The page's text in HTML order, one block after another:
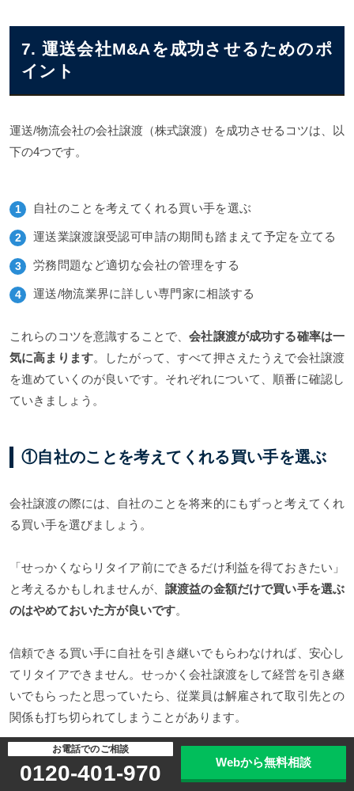
7. 運送会社M&Aを成功させるためのポ
イント
運送/物流会社の会社譲渡（株式譲渡）を成功させるコツは、以
下の4つです。
自社のことを考えてくれる買い手を選ぶ
運送業譲渡譲受認可申請の期間も踏まえて予定を立てる
労務問題など適切な会社の管理をする
運送/物流業界に詳しい専門家に相談する
これらのコツを意識することで、会社譲渡が成功する確率は一
気に高まります。したがって、すべて押さえたうえで会社譲渡
を進めていくのが良いです。それぞれについて、順番に確認し
ていきましょう。
①自社のことを考えてくれる買い手を選ぶ
会社譲渡の際には、自社のことを将来的にもずっと考えてくれ
る買い手を選びましょう。
「せっかくならリタイア前にできるだけ利益を得ておきたい」
と考えるかもしれませんが、 譲渡益の金額だけで買い手を選ぶ
のはやめておいた方が良いです。
信頼できる買い手に自社を引き継いでもらわなければ、安心し
てリタイアできません。せっかく会社譲渡をして経営を引き継
いでもらったと思っていたら、従業員は解雇されて取引先との
関係も打ち切られてしまうことがあります。
ですから、会社の従業員や取引先のことも大切に考えてくれる
買い手を選ぶのが安心です。そのためには、交渉の際に気にな
お電話でのご相談
0120-401-970 Webから無料相談